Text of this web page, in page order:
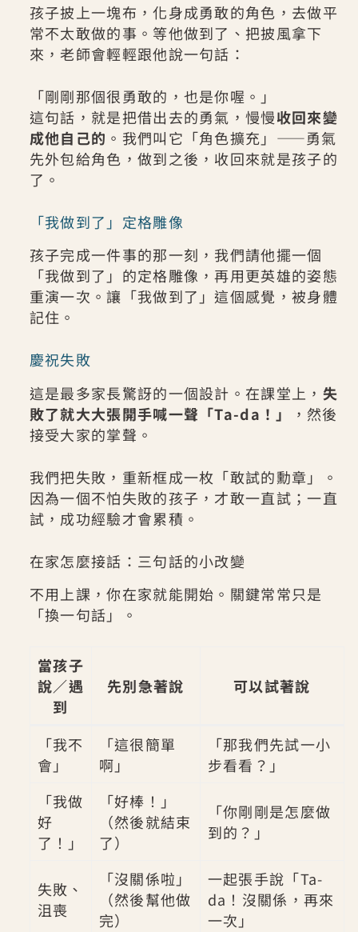
孩子披上一塊布，化身成勇敢的角色，去做平
常不太敢做的事。等他做到了、把披風拿下
來，老師會輕輕跟他說一句話：
「剛剛那個很勇敢的，也是你喔。」
這句話，就是把借出去的勇氣，慢慢收回來變
成他自己的 。我們叫它「角色擴充」——勇氣
先外包給角色，做到之後，收回來就是孩子的
了。
「我做到了」定格雕像
孩子完成一件事的那一刻，我們請他擺一個
「我做到了」的定格雕像，再用更英雄的姿態
重演一次。讓「我做到了」這個感覺，被身體
記住。
慶祝失敗
這是最多家長驚訝的一個設計。在課堂上， 失
敗了就大大張開手喊一聲「Ta-da！」
，然後
接受大家的掌聲。
我們把失敗，重新框成一枚「敢試的勳章」。
因為一個不怕失敗的孩子，才敢一直試；一直
試，成功經驗才會累積。
在家怎麼接話：三句話的小改變
不用上課，你在家就能開始。關鍵常常只是
「換一句話」。
當孩子
說／遇
到
先別急著說 可以試著說
「我不
會」
「這很簡單
啊」
「那我們先試一小
步看看？」
「我做
好
了！」
「好棒！」
（然後就結束
了）
「你剛剛是怎麼做
到的？」
失敗、
沮喪
「沒關係啦」
（然後幫他做
完）
一起張手說「Ta-
da！沒關係，再來
一次」